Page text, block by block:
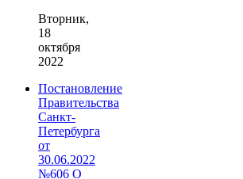
Вторник,
18
октября
2022
Постановление
Правительства
Санкт-
Петербурга
от
30.06.2022
№606 О